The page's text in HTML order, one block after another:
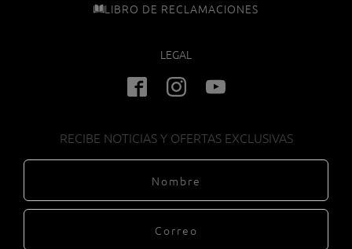
LIBRO DE RECLAMACIONES
LEGAL
RECIBE NOTICIAS Y OFERTAS EXCLUSIVAS